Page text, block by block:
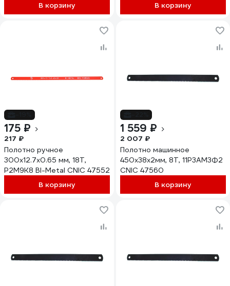
В корзину В корзину
175 ₽
217 ₽
Полотно ручное
300x12.7x0.65 мм, 18Т,
Р2М9К8 BI-Metal CNIC 47552
В корзину
1 559 ₽
2 007 ₽
Полотно машинное
450x38x2мм, 8Т, 11Р3АМ3Ф2
CNIC 47560
В корзину